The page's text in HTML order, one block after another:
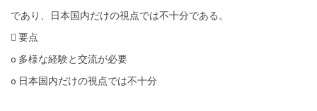
であり、日本国内だけの視点では不十分である。
 要点
o 多様な経験と交流が必要
o 日本国内だけの視点では不十分